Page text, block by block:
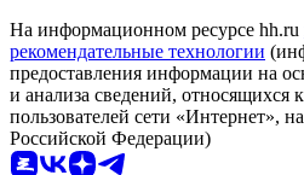
На информационном ресурсе hh.ru
рекомендательные технологии
предоставления информации на
и анализа сведений, относящихся
пользователей сети «Интернет»,
Российской Федерации)